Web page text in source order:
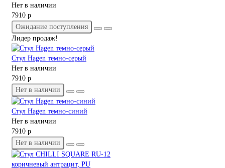
Нет в наличии
7910 р
Ожидание поступления
Лидер продаж!
Стул Hagen темно-серый
Нет в наличии
7910 р
Нет в наличии
Стул Hagen темно-синий
Нет в наличии
7910 р
Нет в наличии